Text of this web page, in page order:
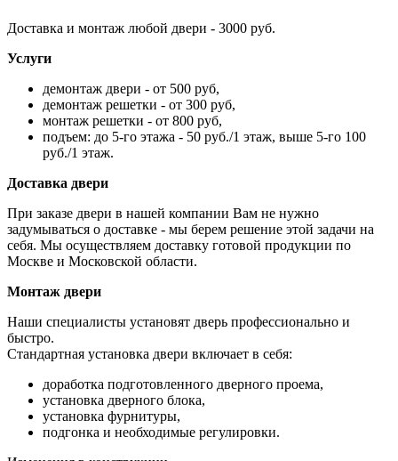
Доставка и монтаж любой двери - 3000 руб.
Услуги
демонтаж двери - от 500 руб,
демонтаж решетки - от 300 руб,
монтаж решетки - от 800 руб,
подъем: до 5-го этажа - 50 руб./1 этаж, выше 5-го 100
руб./1 этаж.
Доставка двери
При заказе двери в нашей компании Вам не нужно
задумываться о доставке - мы берем решение этой задачи на
себя. Мы осуществляем доставку готовой продукции по
Москве и Московской области.
Монтаж двери
Наши специалисты установят дверь профессионально и
быстро.
Стандартная установка двери включает в себя:
доработка подготовленного дверного проема,
установка дверного блока,
установка фурнитуры,
подгонка и необходимые регулировки.